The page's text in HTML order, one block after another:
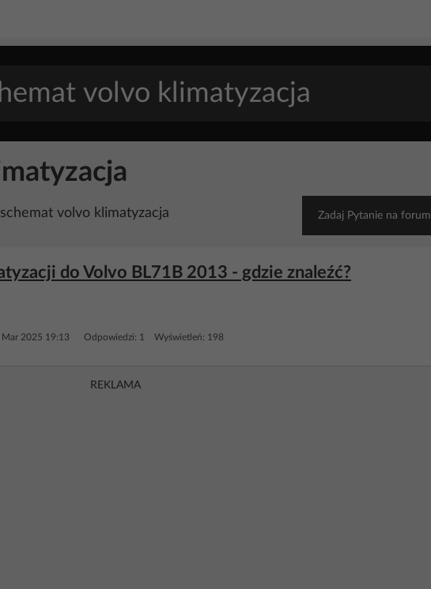
volvo klimatyzacja Zadaj Pytanie na forum
do Volvo BL71B 2013 - gdzie znaleźć?
Mar 2025 19:13 Odpowiedzi: 1 Wyświetleń: 198
REKLAMA